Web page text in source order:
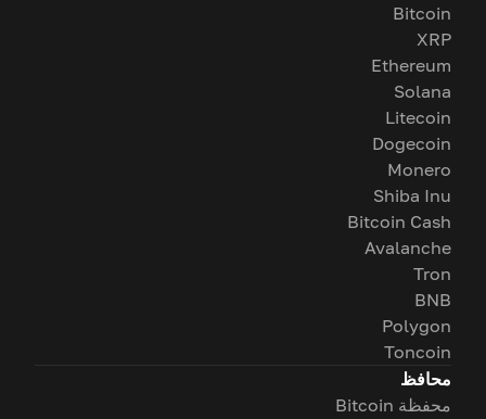
Bitcoin
XRP
Ethereum
Solana
Litecoin
Dogecoin
Monero
Shiba Inu
Bitcoin Cash
Avalanche
Tron
BNB
Polygon
Toncoin
محافظ
محفظة Bitcoin